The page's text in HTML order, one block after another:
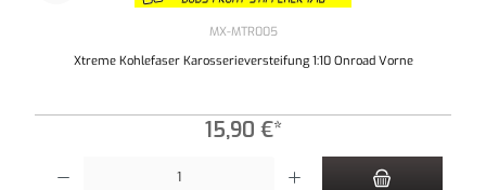
MX-MTR005
Xtreme Kohlefaser Karosserieversteifung 1:10 Onroad Vorne
15,90 €*